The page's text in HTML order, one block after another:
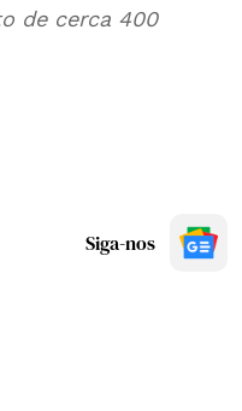
de cerca 400
Siga-nos